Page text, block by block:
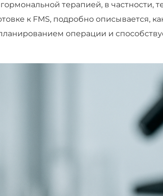
терапией, в частности,
к FMS, подробно описывается,
операции и